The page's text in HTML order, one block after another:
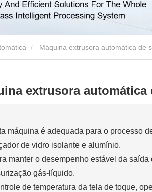
Máquina extrusora automática de
extrusora
máquina é adequada para o processo
de vidro isolante e alumínio.
manter o desempenho estável da
gás-líquido.
de temperatura da tela de toque,